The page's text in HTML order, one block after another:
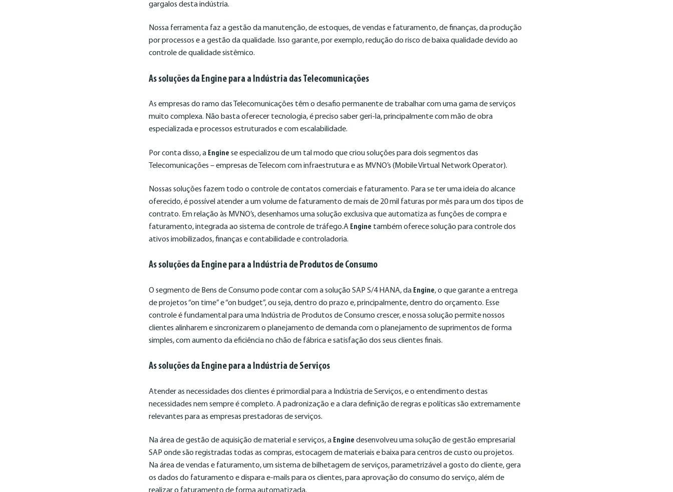
gargalos desta indústria.
Nossa ferramenta faz a gestão da manutenção, de estoques, de vendas e faturamento, de finanças, da produção
por processos e a gestão da qualidade. Isso garante, por exemplo, redução do risco de baixa qualidade devido ao
controle de qualidade sistêmico.
As soluções da Engine para a Indústria das Telecomunicações
As empresas do ramo das Telecomunicações têm o desafio permanente de trabalhar com uma gama de serviços
muito complexa. Não basta oferecer tecnologia, é preciso saber geri-la, principalmente com mão de obra
especializada e processos estruturados e com escalabilidade.
Por conta disso, a Engine se especializou de um tal modo que criou soluções para dois segmentos das
Telecomunicações – empresas de Telecom com infraestrutura e as MVNO’s (Mobile Virtual Network Operator).
Nossas soluções fazem todo o controle de contatos comerciais e faturamento. Para se ter uma ideia do alcance
oferecido, é possível atender a um volume de faturamento de mais de 20 mil faturas por mês para um dos tipos de
contrato. Em relação às MVNO’s, desenhamos uma solução exclusiva que automatiza as funções de compra e
faturamento, integrada ao sistema de controle de tráfego.A Engine também oferece solução para controle dos
ativos imobilizados, finanças e contabilidade e controladoria.
As soluções da Engine para a Indústria de Produtos de Consumo
O segmento de Bens de Consumo pode contar com a solução SAP S/4 HANA, da Engine, o que garante a entrega
de projetos “on time” e “on budget”, ou seja, dentro do prazo e, principalmente, dentro do orçamento. Esse
controle é fundamental para uma Indústria de Produtos de Consumo crescer, e nossa solução permite nossos
clientes alinharem e sincronizarem o planejamento de demanda com o planejamento de suprimentos de forma
simples, com aumento da eficiência no chão de fábrica e satisfação dos seus clientes finais.
As soluções da Engine para a Indústria de Serviços
Atender as necessidades dos clientes é primordial para a Indústria de Serviços, e o entendimento destas
necessidades nem sempre é completo. A padronização e a clara definição de regras e políticas são extremamente
relevantes para as empresas prestadoras de serviços.
Na área de gestão de aquisição de material e serviços, a Engine desenvolveu uma solução de gestão empresarial
SAP onde são registradas todas as compras, estocagem de materiais e baixa para centros de custo ou projetos.
Na área de vendas e faturamento, um sistema de bilhetagem de serviços, parametrizável a gosto do cliente, gera
os dados do faturamento e dispara e-mails para os clientes, para aprovação do consumo do serviço, além de